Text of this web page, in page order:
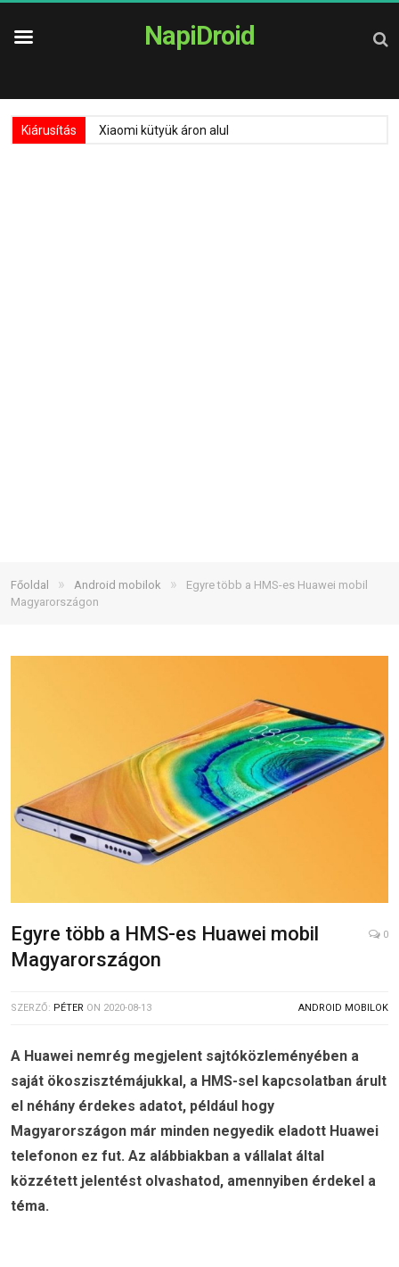
NapiDroid
Kiárusítás Xiaomi kütyük áron alul
Főoldal » Android mobilok »
Egyre több a HMS-es Huawei mobil
Magyarországon
Egyre több a HMS-es Huawei mobil
Magyarországon
0
SZERZŐ: PÉTER ON 2020-08-13 ANDROID MOBILOK
A Huawei nemrég megjelent sajtóközleményében a
saját ökoszisztémájukkal, a HMS-sel kapcsolatban árult
el néhány érdekes adatot, például hogy
Magyarországon már minden negyedik eladott Huawei
telefonon ez fut. Az alábbiakban a vállalat által
közzétett jelentést olvashatod, amennyiben érdekel a
téma.